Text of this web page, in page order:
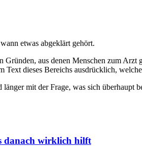
etwas abgeklärt gehört.
Gründen, aus denen Menschen zum
dieses Bereichs ausdrücklich,
mit der Frage, was sich überhaupt
danach wirklich hilft